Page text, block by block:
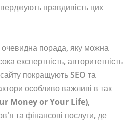
правдивість цих
очевидна порада, яку можна
експертність, авторитетність
сайту покращують SEO та
особливо важливі в так
Money or Your Life),
та фінансові послуги, де